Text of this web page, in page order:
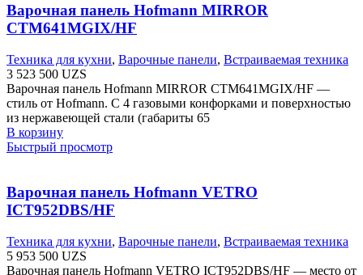
Варочная панель Hofmann MIRROR
CTM641MGIX/HF
Техника для кухни, Варочные панели, Встраиваемая техника
3 523 500 UZS
Варочная панель Hofmann MIRROR CTM641MGIX/HF —
стиль от Hofmann. С 4 газовыми конфорками и поверхностью
из нержавеющей стали (габариты 65
В корзину
Быстрый просмотр
Варочная панель Hofmann VETRO
ICT952DBS/HF
Техника для кухни, Варочные панели, Встраиваемая техника
5 953 500 UZS
Варочная панель Hofmann VETRO ICT952DBS/HF — место от